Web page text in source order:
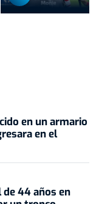
en un armario
en el
44 años en